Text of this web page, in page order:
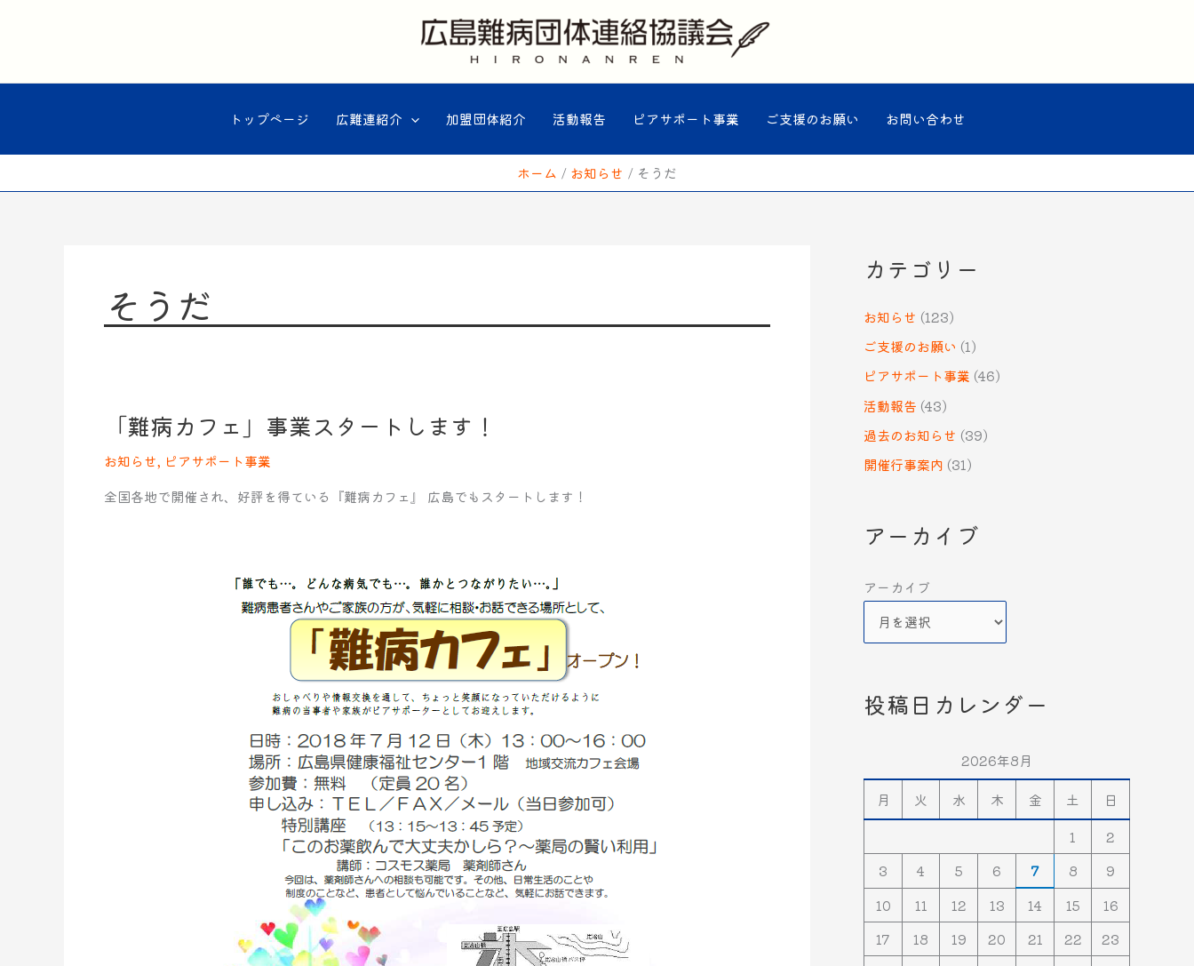
トップページ 広難連紹介 加盟団体紹介 活動報告 ピアサポート事業 ご支援のお願い お問い合わせ
ホーム お知らせ そうだ
そうだ
「難病カフェ」事業スタートします！
お知らせ, ピアサポート事業
全国各地で開催され、好評を得ている『難病カフェ』 広島でもスタートします！
「難
カ
ェ」
カテゴリー
お知らせ (123)
ご支援のお願い (1)
ピアサポート事業 (46)
活動報告 (43)
過去のお知らせ (39)
開催行事案内 (31)
アーカイブ
アーカイブ
投稿日カレンダー
2026年8月
月 火 水 木 金 土
日
1
2
3
4 5 6 7 8
9
10
11 12 13 14 15
16
17
18 19 20 21 22
23